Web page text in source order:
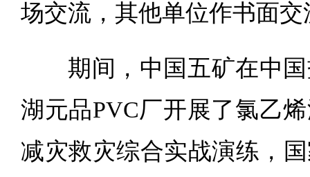
场交流，其他单位作书面交
期间，中国五矿在中
湖元品PVC厂开展了氯乙
减灾救灾综合实战演练，